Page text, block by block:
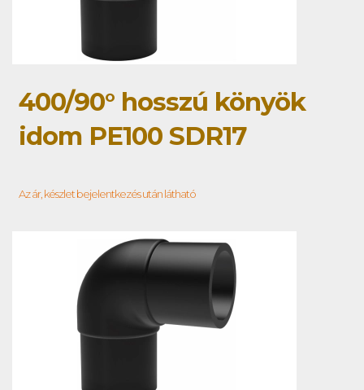
400/90° hosszú könyök
idom PE100 SDR17
Az ár, készlet bejelentkezés után látható